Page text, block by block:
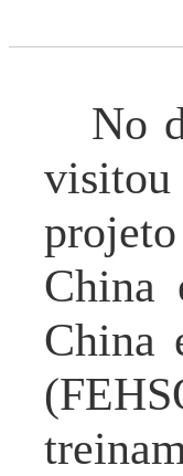
No
visitou
China
China